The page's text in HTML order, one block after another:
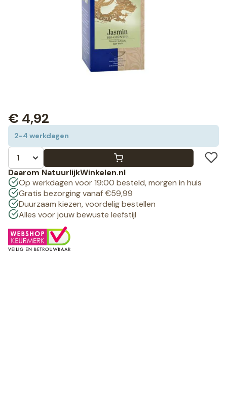
2-4 werkdagen
€ 4,92
Daarom NatuurlijkWinkelen.nl
Op werkdagen voor 19:00 besteld, morgen in huis
Gratis bezorging vanaf €59,99
Duurzaam kiezen, voordelig bestellen
Alles voor jouw bewuste leefstijl